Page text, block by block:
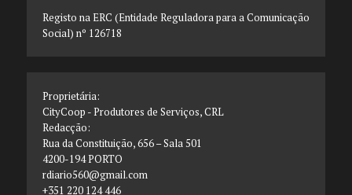
Registo na ERC (Entidade Reguladora para a Comunicação
Social) nº 126718
Proprietária:
CityCoop - Produtores de Serviços, CRL
Redacção:
Rua da Constituição, 656 – Sala 501
4200-194 PORTO
rdiario560@gmail.com
+351 220 124 446